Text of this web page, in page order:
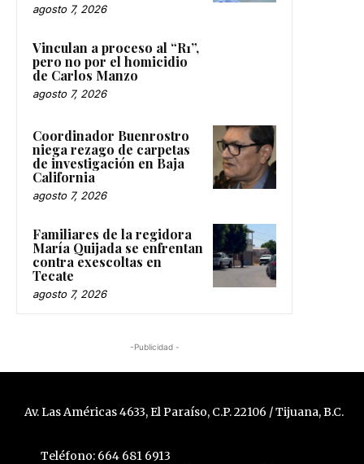
agosto 7, 2026
Vinculan a proceso al “R1”,
pero no por el homicidio
de Carlos Manzo
agosto 7, 2026
Coordinador Buenrostro
niega rezago de carpetas
de investigación en Baja
California
agosto 7, 2026
Familiares de la regidora
María Quijada se enfrentan
contra exescoltas en
Tecate
agosto 7, 2026
-Publicidad -
Av. Las Américas 4633, El Paraíso, C.P. 22106 / Tijuana, B.C.
Teléfono: 664 681 6913